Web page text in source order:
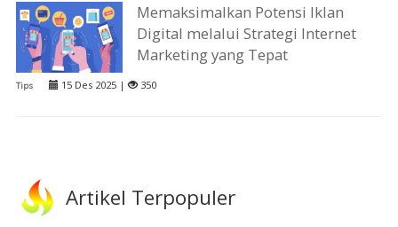
Memaksimalkan Potensi Iklan
Digital melalui Strategi Internet
Marketing yang Tepat
Tips 15 Des 2025 | 350
Artikel Terpopuler